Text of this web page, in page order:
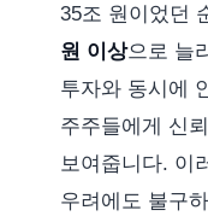
35조 원이었던
원 이상으로 늘
투자와 동시에
주주들에게 신
보여줍니다. 이
우려에도 불구